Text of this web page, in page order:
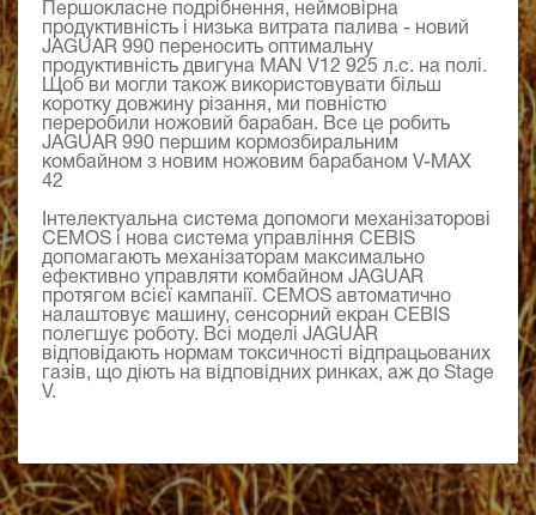
Першокласне подрібнення, неймовірна
продуктивність і низька витрата палива - новий
JAGUAR 990 переносить оптимальну
продуктивність двигуна MAN V12 925 л.с. на полі.
Щоб ви могли також використовувати більш
коротку довжину різання, ми повністю
переробили ножовий барабан. Все це робить
JAGUAR 990 першим кормозбиральним
комбайном з новим ножовим барабаном V-MAX
42
Інтелектуальна система допомоги механізаторові
CEMOS і нова система управління CEBIS
допомагають механізаторам максимально
ефективно управляти комбайном JAGUAR
протягом всієї кампанії. CEMOS автоматично
налаштовує машину, сенсорний екран CEBIS
полегшує роботу. Всі моделі JAGUAR
відповідають нормам токсичності відпрацьованих
газів, що діють на відповідних ринках, аж до Stage
V.